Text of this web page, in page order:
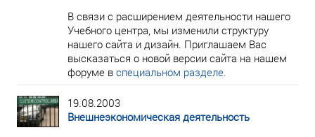
В связи с расширением деятельности нашего
Учебного центра, мы изменили структуру
нашего сайта и дизайн. Приглашаем Вас
высказаться о новой версии сайта на нашем
форуме в специальном разделе.
19.08.2003
Внешнеэкономическая деятельность